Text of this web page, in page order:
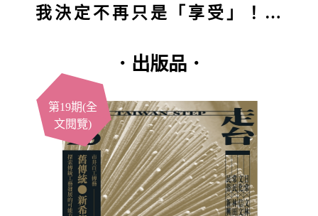
我決定不再只是「享受」！第
付出，結果得到的竟然更多？
．出版品．
第19期(全
文閱覽)